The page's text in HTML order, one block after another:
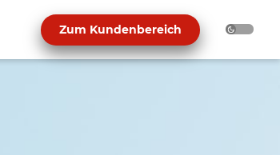
Zum Kundenbereich